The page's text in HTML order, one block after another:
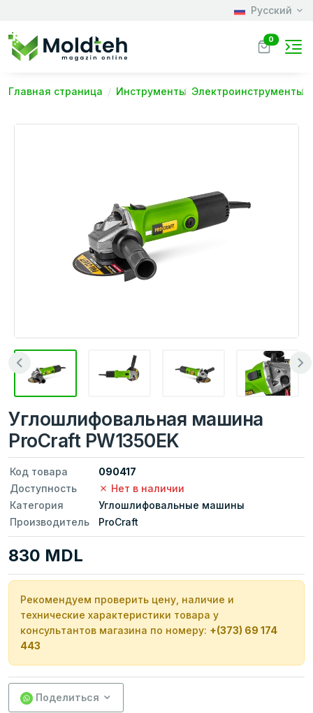
Русский
0
Главная страница Инструменты Электроинструменты
Углошлифовальная машина
ProCraft PW1350EK
Код товара
090417
Доступность
Нет в наличии
Категория
Углошлифовальные машины
Производитель
ProCraft
830 MDL
Рекомендуем проверить цену, наличие и
технические характеристики товара у
консультантов магазина по номеру: +(373) 69 174
443
Поделиться